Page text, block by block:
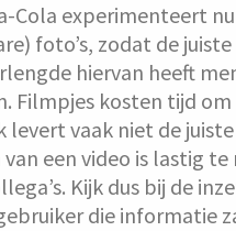
Cola experimenteert
foto’s, zodat de
hiervan heeft
Filmpjes kosten tijd
levert vaak niet de
een video is lastig
Kijk dus bij de
die informatie